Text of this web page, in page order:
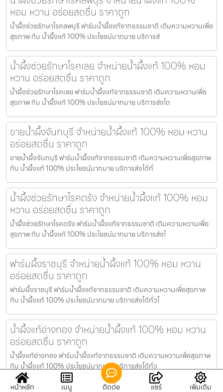
หอม หวาน อร่อยสดชื่น ราคาถูก
น้ำผึ้งช่วยรักษาโรคลพบุรี ฟาร์มน้ำผึ้งแท้จากธรรมชาติ เติมความหวานเพื่อ
สุขภาพ กับ น้ำผึ้งแท้ 100% ประโยชน์มากมาย บริการส่
น้ำผึ้งช่วยรักษาโรคเลย จำหน่ายน้ำผึ้งแท้ 100% หอม
หวาน อร่อยสดชื่น ราคาถูก
น้ำผึ้งช่วยรักษาโรคเลย ฟาร์มน้ำผึ้งแท้จากธรรมชาติ เติมความหวานเพื่อ
สุขภาพ กับ น้ำผึ้งแท้ 100% ประโยชน์มากมาย บริการส่งได
ขายน้ำผึ้งจันทบุรี จำหน่ายน้ำผึ้งแท้ 100% หอม หวาน
อร่อยสดชื่น ราคาถูก
ขายน้ำผึ้งจันทบุรี ฟาร์มน้ำผึ้งแท้จากธรรมชาติ เติมความหวานเพื่อสุขภาพ
กับ น้ำผึ้งแท้ 100% ประโยชน์มากมาย บริการส่งได้ทั่
น้ำผึ้งช่วยรักษาโรคตรัง จำหน่ายน้ำผึ้งแท้ 100% หอม
หวาน อร่อยสดชื่น ราคาถูก
น้ำผึ้งช่วยรักษาโรคตรัง ฟาร์มน้ำผึ้งแท้จากธรรมชาติ เติมความหวานเพื่อ
สุขภาพ กับ น้ำผึ้งแท้ 100% ประโยชน์มากมาย บริการส่งไ
ฟาร์มผึ้งราชบุรี จำหน่ายน้ำผึ้งแท้ 100% หอม หวาน
อร่อยสดชื่น ราคาถูก
ฟาร์มผึ้งราชบุรี ฟาร์มน้ำผึ้งแท้จากธรรมชาติ เติมความหวานเพื่อสุขภาพ
กับ น้ำผึ้งแท้ 100% ประโยชน์มากมาย บริการส่งได้ทั่วไ
น้ำผึ้งแท้อ่างทอง จำหน่ายน้ำผึ้งแท้ 100% หอม หวาน
อร่อยสดชื่น ราคาถูก
น้ำผึ้งแท้อ่างทอง ฟาร์มน้ำผึ้งแท้จากธรรมชาติ เติมความหวานเพื่อสุขภาพ
กับ น้ำผึ้งแท้ 100% ประโยชน์มากมาย บริการส่งได้ทั่ว
หน้าหลัก เมนู ติดต่อ แชร์ เพิ่มเติม